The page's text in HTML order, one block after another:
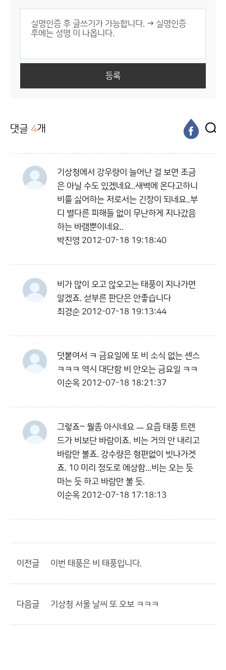
등록
댓글 4개
기상청에서 강우량이 늘어난 걸 보면 조금
은 아닐 수도 있겠네요..새벽에 온다고하니
비를 싫어하는 저로서는 긴장이 되네요..부
디 별다른 피해들 없이 무난하게 지나갔음
하는 바램뿐이네요..
박진영 2012-07-18 19:18:40
비가 많이 오고 않오고는 태풍이 지나가면
알겠죠. 섣부른 판단은 안좋습니다
최경순 2012-07-18 19:13:44
덧붙여서 ㅋ 금요일에 또 비 소식 없는 센스
ㅋㅋㅋ 역시 대단함 비 안오는 금요일 ㅋㅋ
이순옥 2012-07-18 18:21:37
그렇죠~ 뭘좀 아시네요 ㅡ 요즘 태풍 트렌
드가 비보단 바람이죠. 비는 거의 안 내리고
바람만 불죠. 강수량은 형편없이 빗나가겟
죠. 10 미리 정도로 에상함...비는 오는 듯
마는 듯 하고 바람만 불 듯.
이순옥 2012-07-18 17:18:13
이전글 이번 태풍은 비 태풍입니다.
다음글 기상청 서울 날씨 또 오보 ㅋㅋㅋ